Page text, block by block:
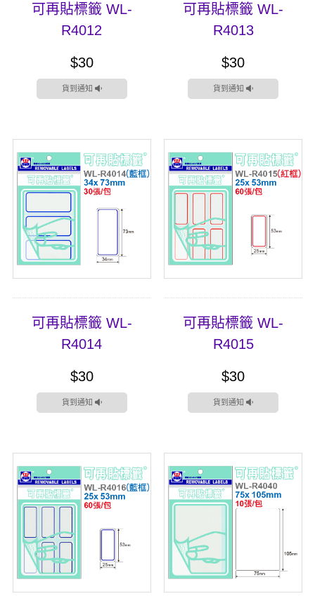
可再貼標籤 WL-
R4012
$30
貨到通知
可再貼標籤 WL-
R4013
$30
貨到通知
可再貼標籤 WL-
R4014
$30
貨到通知
可再貼標籤 WL-
R4015
$30
貨到通知